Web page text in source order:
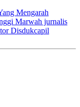
Mengarah
Marwah jurnalis
Disdukcapil